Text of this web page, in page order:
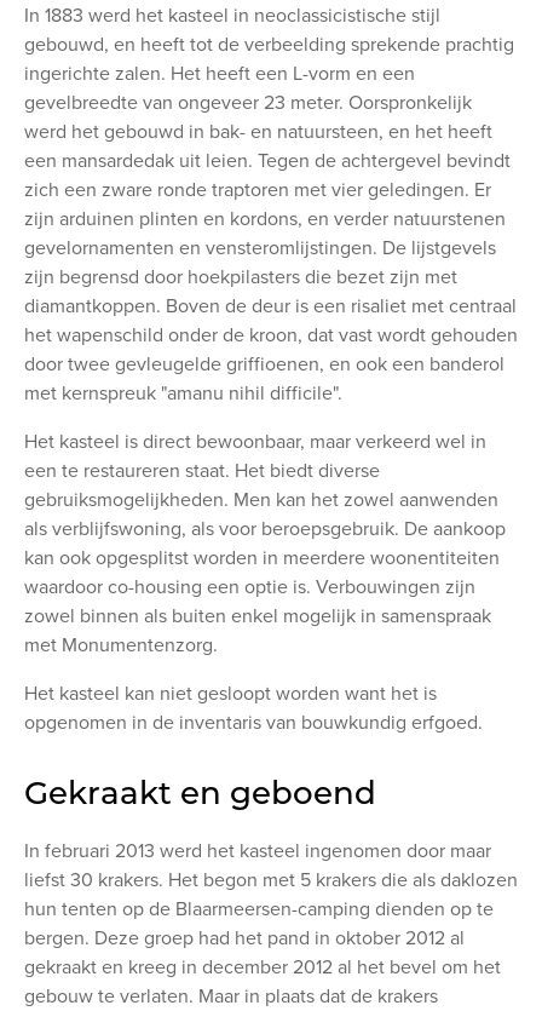
In 1883 werd het kasteel in neoclassicistische stijl
gebouwd, en heeft tot de verbeelding sprekende prachtig
ingerichte zalen. Het heeft een L-vorm en een
gevelbreedte van ongeveer 23 meter. Oorspronkelijk
werd het gebouwd in bak- en natuursteen, en het heeft
een mansardedak uit leien. Tegen de achtergevel bevindt
zich een zware ronde traptoren met vier geledingen. Er
zijn arduinen plinten en kordons, en verder natuurstenen
gevelornamenten en vensteromlijstingen. De lijstgevels
zijn begrensd door hoekpilasters die bezet zijn met
diamantkoppen. Boven de deur is een risaliet met centraal
het wapenschild onder de kroon, dat vast wordt gehouden
door twee gevleugelde griffioenen, en ook een banderol
met kernspreuk "amanu nihil difficile".
Het kasteel is direct bewoonbaar, maar verkeerd wel in
een te restaureren staat. Het biedt diverse
gebruiksmogelijkheden. Men kan het zowel aanwenden
als verblijfswoning, als voor beroepsgebruik. De aankoop
kan ook opgesplitst worden in meerdere woonentiteiten
waardoor co-housing een optie is. Verbouwingen zijn
zowel binnen als buiten enkel mogelijk in samenspraak
met Monumentenzorg.
Het kasteel kan niet gesloopt worden want het is
opgenomen in de inventaris van bouwkundig erfgoed.
Gekraakt en geboend
In februari 2013 werd het kasteel ingenomen door maar
liefst 30 krakers. Het begon met 5 krakers die als daklozen
hun tenten op de Blaarmeersen-camping dienden op te
bergen. Deze groep had het pand in oktober 2012 al
gekraakt en kreeg in december 2012 al het bevel om het
gebouw te verlaten. Maar in plaats dat de krakers